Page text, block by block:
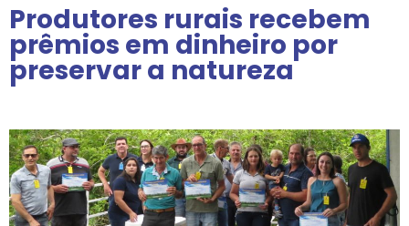
Produtores rurais recebem
prêmios em dinheiro por
preservar a natureza